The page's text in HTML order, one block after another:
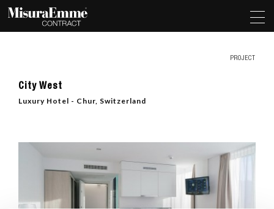
PROJECT
City West
Luxury Hotel - Chur, Switzerland